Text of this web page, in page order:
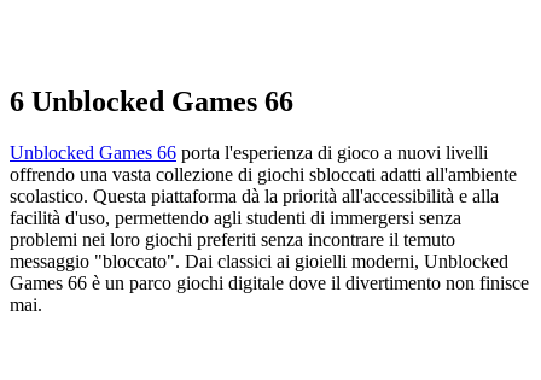
6 Unblocked Games 66
Unblocked Games 66 porta l'esperienza di gioco a nuovi livelli
offrendo una vasta collezione di giochi sbloccati adatti all'ambiente
scolastico. Questa piattaforma dà la priorità all'accessibilità e alla
facilità d'uso, permettendo agli studenti di immergersi senza
problemi nei loro giochi preferiti senza incontrare il temuto
messaggio "bloccato". Dai classici ai gioielli moderni, Unblocked
Games 66 è un parco giochi digitale dove il divertimento non finisce
mai.